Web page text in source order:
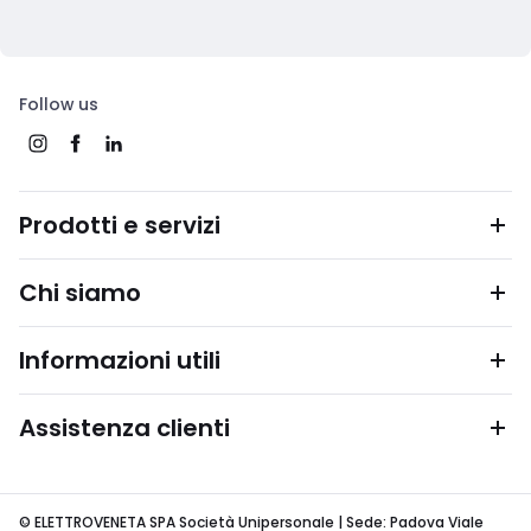
Follow us
Prodotti e servizi
Chi siamo
Informazioni utili
Assistenza clienti
© ELETTROVENETA SPA Società Unipersonale | Sede: Padova Viale